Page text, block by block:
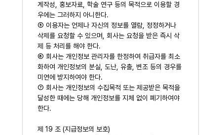
계작성, 홍보자료, 학술 연구 등의 목적으로 이용할 경
우에는 그러하지 아니한다.
⑤ 이용자는 언제나 자신의 정보를 열람, 정정하거나
삭제를 요청할 수 있으며, 회사는 요청을 받은 즉시 삭
제 등 처리를 해야 한다.
⑥ 회사는 개인정보 관리자를 한정하여 취급자를 최소
화하여 개인정보의 분실, 도난, 유출, 변조 등의 경우를
미연에 방지하여야 한다.
⑦ 회사는 개인정보의 수집목적 또는 제공받은 목적을
달성한 때에는 당해 개인정보를 지체 없이 폐기하여야
한다.
제 19 조 (지급정보의 보호)